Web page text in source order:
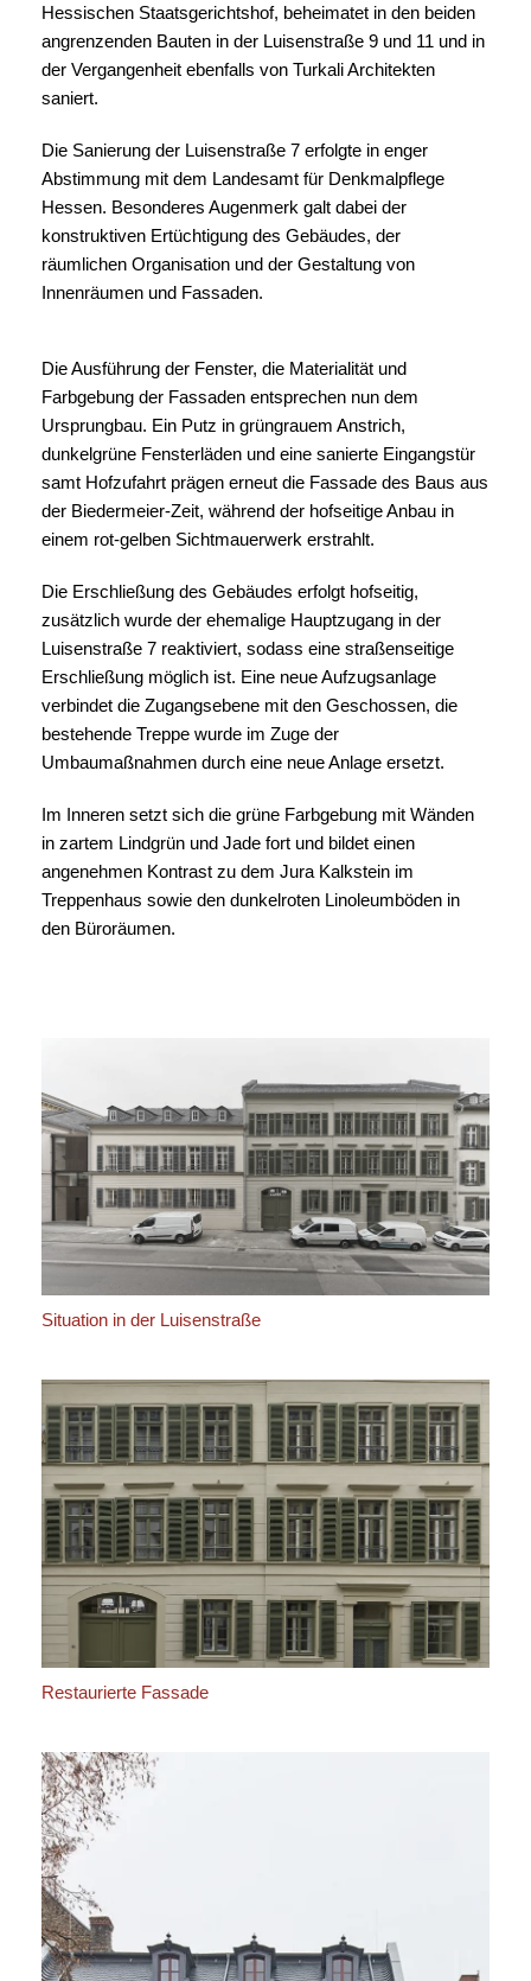
Hessischen Staatsgerichtshof, beheimatet in den beiden
angrenzenden Bauten in der Luisenstraße 9 und 11 und in
der Vergangenheit ebenfalls von Turkali Architekten
saniert.
Die Sanierung der Luisenstraße 7 erfolgte in enger
Abstimmung mit dem Landesamt für Denkmalpflege
Hessen. Besonderes Augenmerk galt dabei der
konstruktiven Ertüchtigung des Gebäudes, der
räumlichen Organisation und der Gestaltung von
Innenräumen und Fassaden.
Die Ausführung der Fenster, die Materialität und
Farbgebung der Fassaden entsprechen nun dem
Ursprungbau. Ein Putz in grüngrauem Anstrich,
dunkelgrüne Fensterläden und eine sanierte Eingangstür
samt Hofzufahrt prägen erneut die Fassade des Baus aus
der Biedermeier-Zeit, während der hofseitige Anbau in
einem rot-gelben Sichtmauerwerk erstrahlt.
Die Erschließung des Gebäudes erfolgt hofseitig,
zusätzlich wurde der ehemalige Hauptzugang in der
Luisenstraße 7 reaktiviert, sodass eine straßenseitige
Erschließung möglich ist. Eine neue Aufzugsanlage
verbindet die Zugangsebene mit den Geschossen, die
bestehende Treppe wurde im Zuge der
Umbaumaßnahmen durch eine neue Anlage ersetzt.
Im Inneren setzt sich die grüne Farbgebung mit Wänden
in zartem Lindgrün und Jade fort und bildet einen
angenehmen Kontrast zu dem Jura Kalkstein im
Treppenhaus sowie den dunkelroten Linoleumböden in
den Büroräumen.
Situation in der Luisenstraße
Restaurierte Fassade